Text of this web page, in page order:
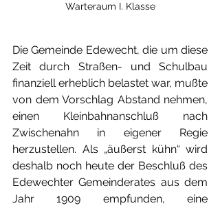
Warteraum I. Klasse
Die Gemeinde Edewecht, die um diese
Zeit durch Straßen- und Schulbau
finanziell erheblich belastet war, mußte
von dem Vorschlag Abstand nehmen,
einen Kleinbahnanschluß nach
Zwischenahn in eigener Regie
herzustellen. Als „äußerst kühn“ wird
deshalb noch heute der Beschluß des
Edewechter Gemeinderates aus dem
Jahr 1909 empfunden, eine